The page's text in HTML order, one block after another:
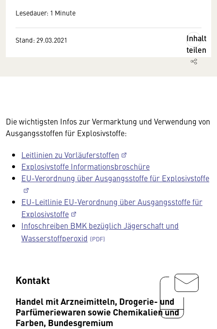
Lesedauer: 1 Minute
Stand: 29.03.2021
Inhalt
teilen
Die wichtigsten Infos zur Vermarktung und Verwendung von
Ausgangsstoffen für Explosivstoffe:
Leitlinien zu Vorläuferstoffen
Explosivstoffe Informationsbroschüre
EU-Verordnung über Ausgangsstoffe für Explosivstoffe
EU-Leitlinie EU-Verordnung über Ausgangsstoffe für
Explosivstoffe
Infoschreiben BMK bezüglich Jägerschaft und
Wasserstoffperoxid
Kontakt
Handel mit Arzneimitteln, Drogerie- und
Parfümeriewaren sowie Chemikalien und
Farben, Bundesgremium